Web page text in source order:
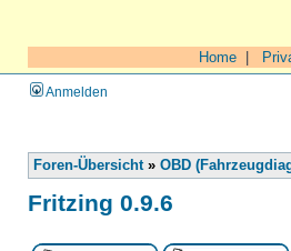
Home
Anmelden
Foren-Übersicht» OBD
Fritzing 0.9.6